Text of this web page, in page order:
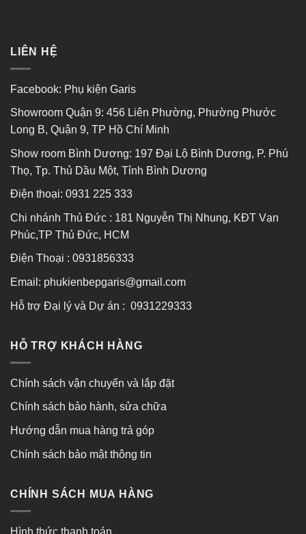
LIÊN HỆ
Facebook: Phụ kiện Garis
Showroom Quận 9: 456 Liên Phường, Phường Phước
Long B, Quận 9, TP Hồ Chí Minh
Show room Bình Dương: 197 Đại Lộ Bình Dương, P. Phú
Thọ, Tp. Thủ Dầu Một, Tỉnh Bình Dương
Điện thoại: 0931 225 333
Chi nhánh Thủ Đức : 181 Nguyễn Thị Nhung, KĐT Vạn
Phúc,TP Thủ Đức, HCM
Điện Thoại : 0931856333
Email: phukienbepgaris@gmail.com
Hỗ trợ Đại lý và Dự án : 0931229333
HỖ TRỢ KHÁCH HÀNG
Chính sách vận chuyển và lắp đặt
Chính sách bảo hành, sửa chữa
Hướng dẫn mua hàng trả góp
Chính sách bảo mật thông tin
CHÍNH SÁCH MUA HÀNG
Hình thức thanh toán